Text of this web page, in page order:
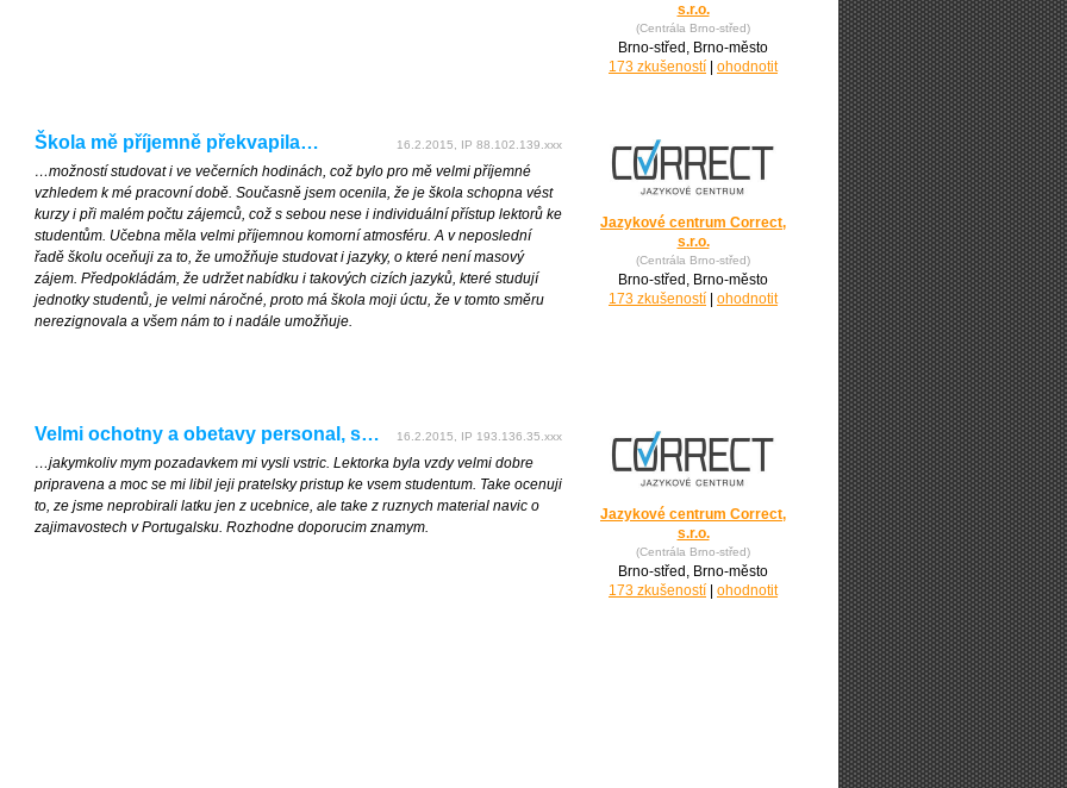
s.r.o.
(Centrála Brno-střed)
Brno-střed, Brno-město
173 zkušeností
ohodnotit
Škola mě příjemně překvapila… 16.2.2015, IP 88.102.139.xxx
…možností studovat i ve večerních hodinách, což bylo pro mě velmi příjemné
vzhledem k mé pracovní době. Současně jsem ocenila, že je škola schopna vést
kurzy i při malém počtu zájemců, což s sebou nese i individuální přístup lektorů ke
studentům. Učebna měla velmi příjemnou komorní atmosféru. A v neposlední
řadě školu oceňuji za to, že umožňuje studovat i jazyky, o které není masový
zájem. Předpokládám, že udržet nabídku i takových cizích jazyků, které studují
jednotky studentů, je velmi náročné, proto má škola moji úctu, že v tomto směru
nerezignovala a všem nám to i nadále umožňuje.
Jazykové centrum Correct,
s.r.o.
(Centrála Brno-střed)
Brno-střed, Brno-město
173 zkušeností
ohodnotit
Velmi ochotny a obetavy personal, s… 16.2.2015, IP 193.136.35.xxx
…jakymkoliv mym pozadavkem mi vysli vstric. Lektorka byla vzdy velmi dobre
pripravena a moc se mi libil jeji pratelsky pristup ke vsem studentum. Take ocenuji
to, ze jsme neprobirali latku jen z ucebnice, ale take z ruznych material navic o
zajimavostech v Portugalsku. Rozhodne doporucim znamym.
Jazykové centrum Correct,
s.r.o.
(Centrála Brno-střed)
Brno-střed, Brno-město
173 zkušeností
ohodnotit